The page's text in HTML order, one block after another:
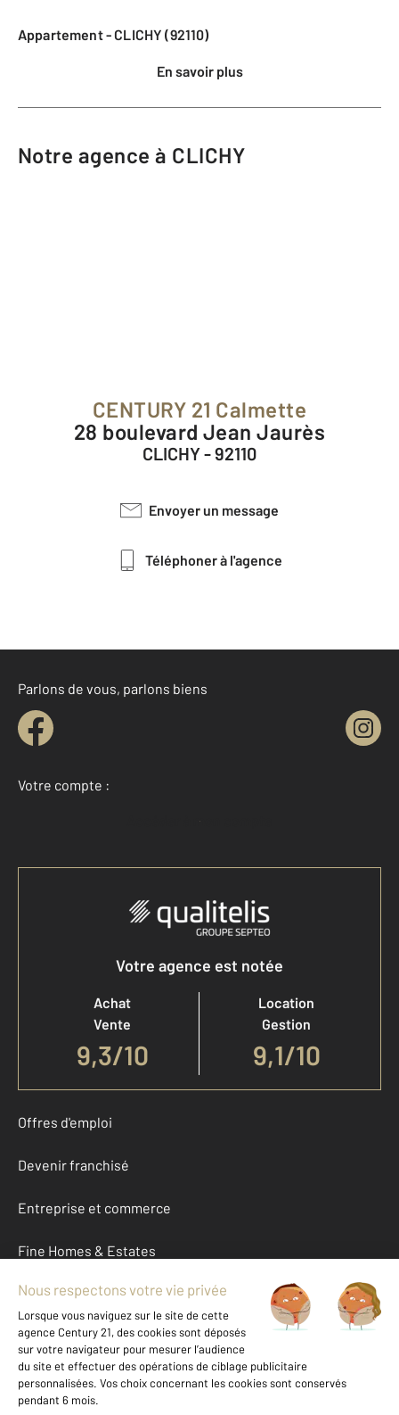
Appartement - CLICHY (92110)
En savoir plus
Notre agence à CLICHY
CENTURY 21 Calmette
28 boulevard Jean Jaurès
CLICHY - 92110
Envoyer un message
Téléphoner à l'agence
Parlons de vous, parlons biens
Votre compte :
Accéder à mon compte
Votre agence est notée
Achat
Vente
9,3/10
Location
Gestion
9,1/10
Offres d'emploi
Devenir franchisé
Entreprise et commerce
Fine Homes & Estates
À propos
International
Nous contacter